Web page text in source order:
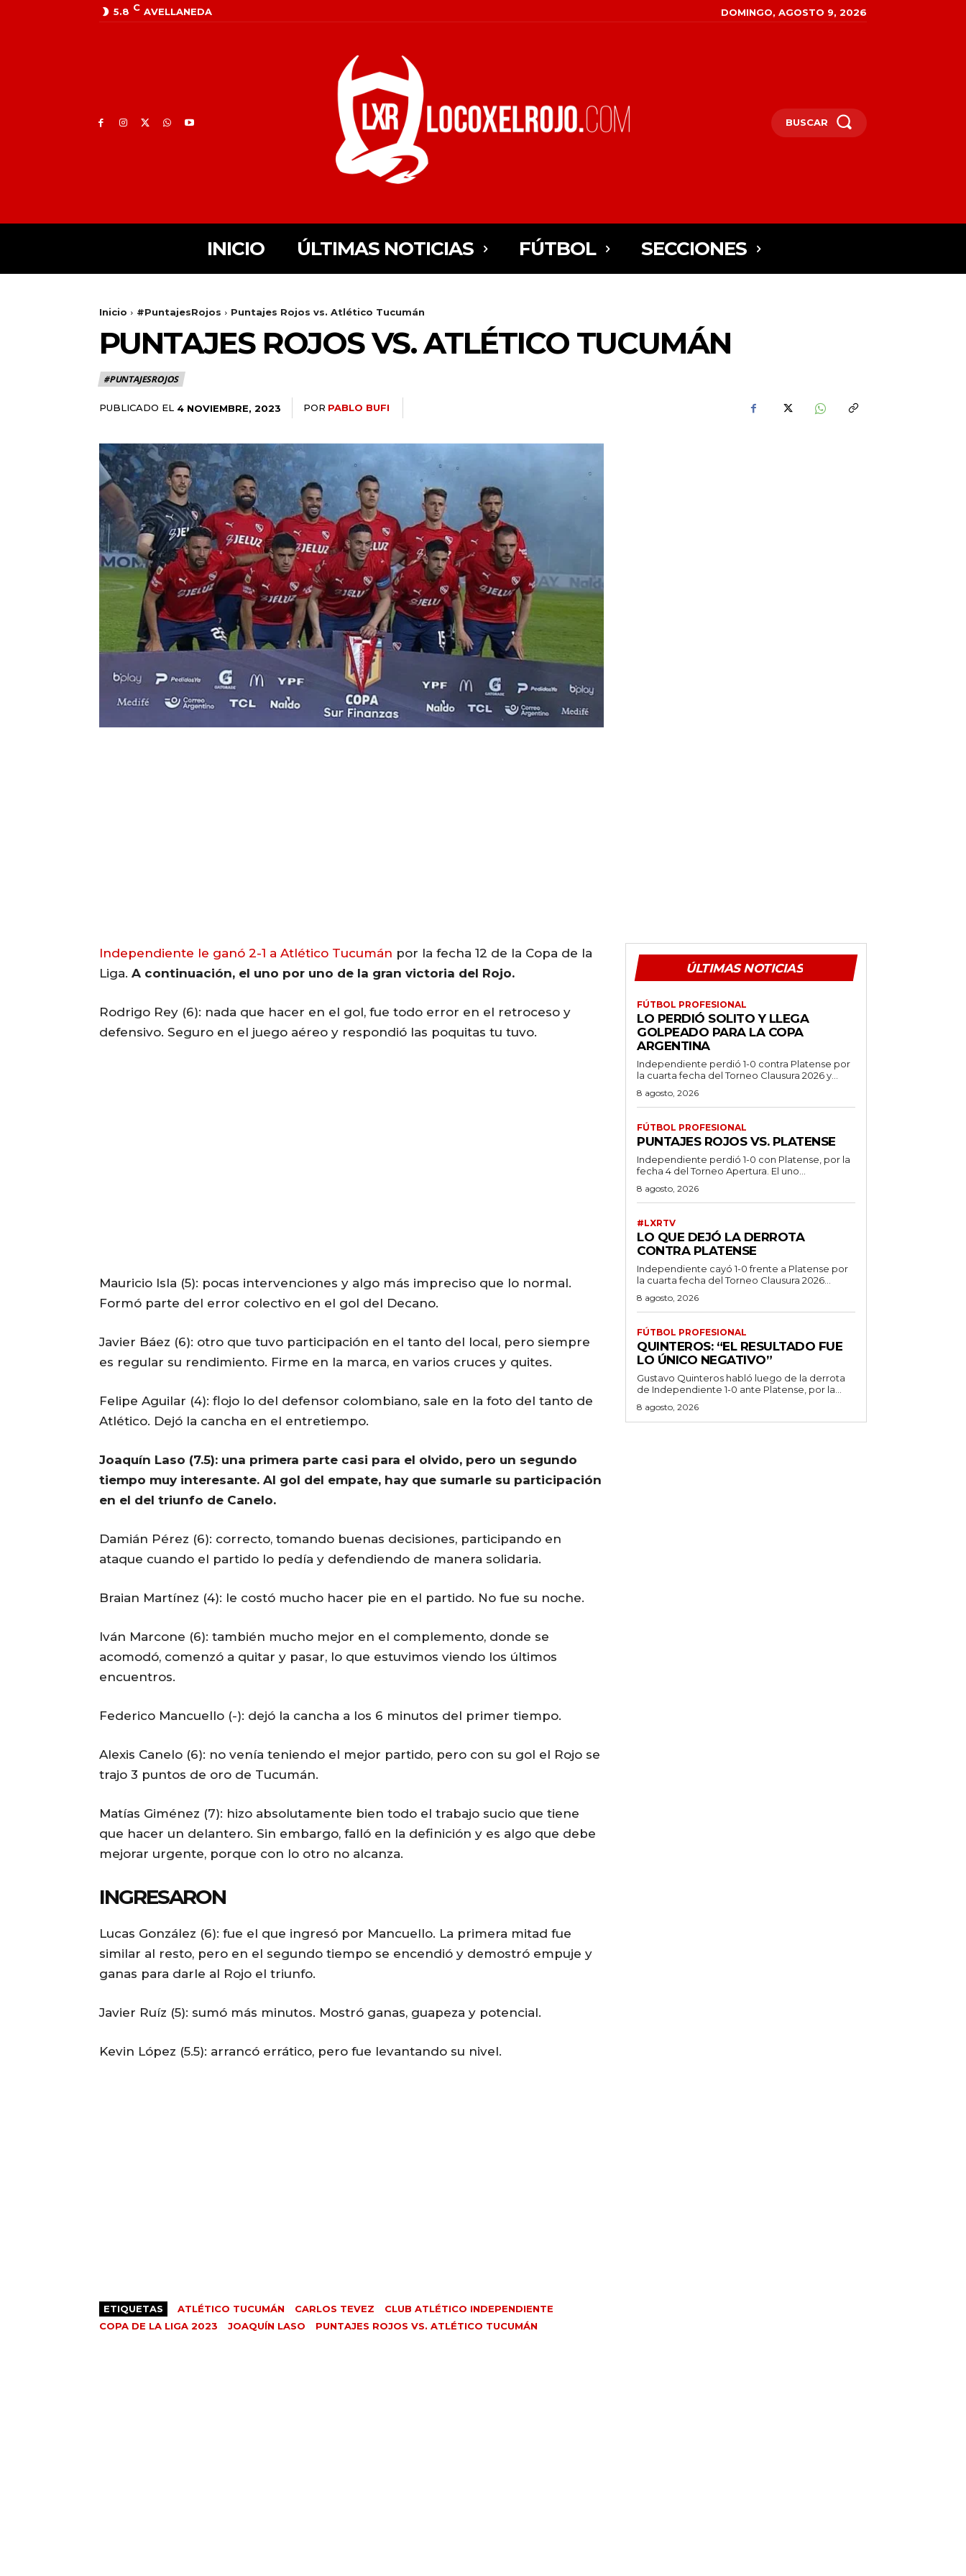
5.8 C AVELLANEDA DOMINGO, AGOSTO 9, 2026
BUSCAR
INICIO ÚLTIMAS NOTICIAS FÚTBOL SECCIONES
Inicio #PuntajesRojos Puntajes Rojos vs. Atlético Tucumán
PUNTAJES ROJOS VS. ATLÉTICO TUCUMÁN
#PUNTAJESROJOS
PUBLICADO EL 4 NOVIEMBRE, 2023 POR PABLO BUFI
Independiente le ganó 2-1 a Atlético Tucumán por la fecha 12 de la Copa de la
Liga. A continuación, el uno por uno de la gran victoria del Rojo.
Rodrigo Rey (6): nada que hacer en el gol, fue todo error en el retroceso y
defensivo. Seguro en el juego aéreo y respondió las poquitas tu tuvo.
Mauricio Isla (5): pocas intervenciones y algo más impreciso que lo normal.
Formó parte del error colectivo en el gol del Decano.
Javier Báez (6): otro que tuvo participación en el tanto del local, pero siempre
es regular su rendimiento. Firme en la marca, en varios cruces y quites.
Felipe Aguilar (4): flojo lo del defensor colombiano, sale en la foto del tanto de
Atlético. Dejó la cancha en el entretiempo.
Joaquín Laso (7.5): una primera parte casi para el olvido, pero un segundo
tiempo muy interesante. Al gol del empate, hay que sumarle su participación
en el del triunfo de Canelo.
Damián Pérez (6): correcto, tomando buenas decisiones, participando en
ataque cuando el partido lo pedía y defendiendo de manera solidaria.
Braian Martínez (4): le costó mucho hacer pie en el partido. No fue su noche.
Iván Marcone (6): también mucho mejor en el complemento, donde se
acomodó, comenzó a quitar y pasar, lo que estuvimos viendo los últimos
encuentros.
Federico Mancuello (-): dejó la cancha a los 6 minutos del primer tiempo.
Alexis Canelo (6): no venía teniendo el mejor partido, pero con su gol el Rojo se
trajo 3 puntos de oro de Tucumán.
Matías Giménez (7): hizo absolutamente bien todo el trabajo sucio que tiene
que hacer un delantero. Sin embargo, falló en la definición y es algo que debe
mejorar urgente, porque con lo otro no alcanza.
INGRESARON
Lucas González (6): fue el que ingresó por Mancuello. La primera mitad fue
similar al resto, pero en el segundo tiempo se encendió y demostró empuje y
ganas para darle al Rojo el triunfo.
Javier Ruíz (5): sumó más minutos. Mostró ganas, guapeza y potencial.
Kevin López (5.5): arrancó errático, pero fue levantando su nivel.
ETIQUETAS ATLÉTICO TUCUMÁN CARLOS TEVEZ
CLUB ATLÉTICO INDEPENDIENTE
COPA DE LA LIGA 2023
JOAQUÍN LASO PUNTAJES ROJOS VS. ATLÉTICO TUCUMÁN
ÚLTIMAS NOTICIAS
FÚTBOL PROFESIONAL
LO PERDIÓ SOLITO Y LLEGA
GOLPEADO PARA LA COPA
ARGENTINA
Independiente perdió 1-0 contra Platense por
la cuarta fecha del Torneo Clausura 2026 y...
8 agosto, 2026
FÚTBOL PROFESIONAL
PUNTAJES ROJOS VS. PLATENSE
Independiente perdió 1-0 con Platense, por la
fecha 4 del Torneo Apertura. El uno...
8 agosto, 2026
#LXRTV
LO QUE DEJÓ LA DERROTA
CONTRA PLATENSE
Independiente cayó 1-0 frente a Platense por
la cuarta fecha del Torneo Clausura 2026...
8 agosto, 2026
FÚTBOL PROFESIONAL
QUINTEROS: “EL RESULTADO FUE
LO ÚNICO NEGATIVO”
Gustavo Quinteros habló luego de la derrota
de Independiente 1-0 ante Platense, por la...
8 agosto, 2026